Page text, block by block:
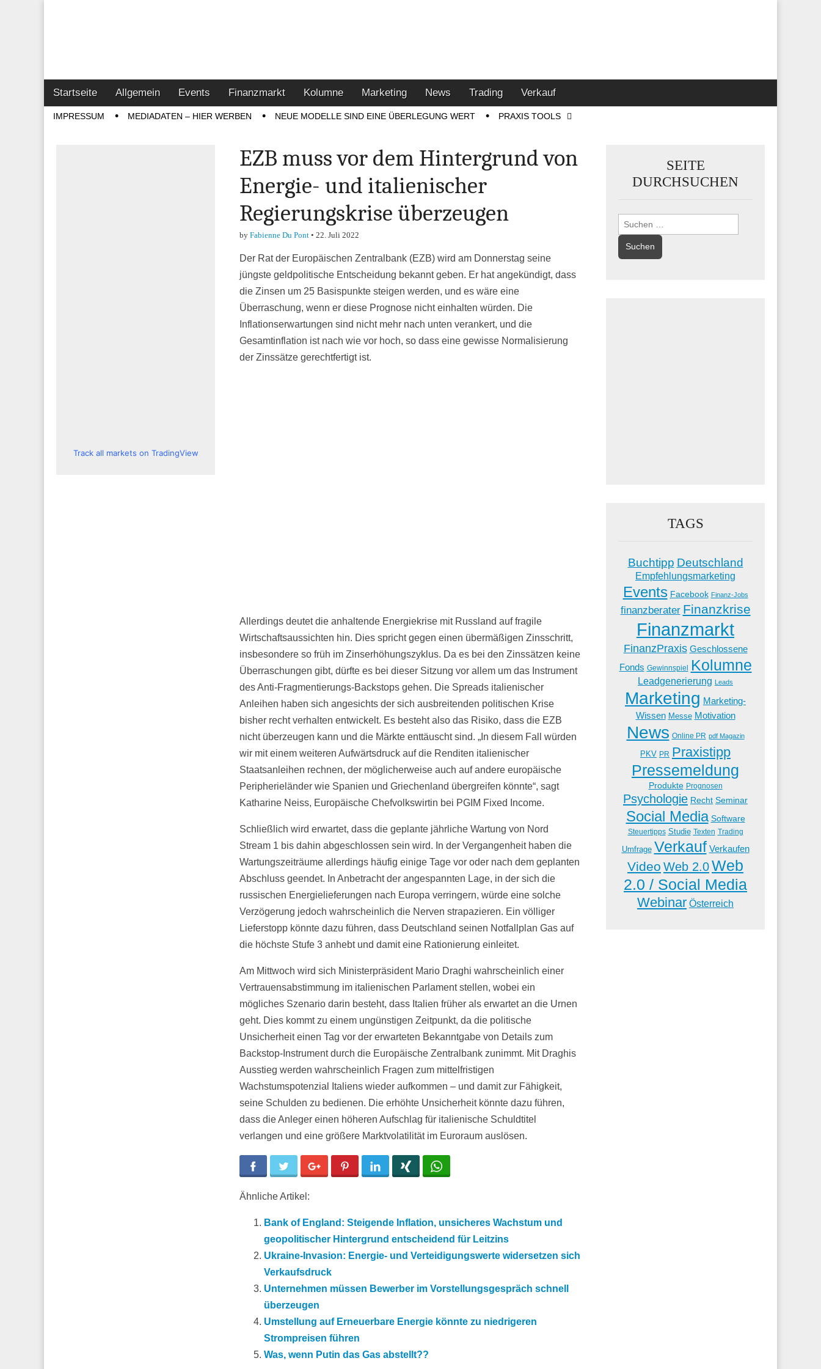
Main
menu
Skip
to
content
Startseite Allgemein Events Finanzmarkt Kolumne Marketing News Trading Verkauf
SubIMPRESSUM MEDIADATEN – HIER WERBEN NEUE MODELLE SIND EINE ÜBERLEGUNG WERT PRAXIS TOOLS
EZB muss vor dem Hintergrund von
Energie- und italienischer
Regierungskrise überzeugen
by Fabienne Du Pont • 22. Juli 2022
Der Rat der Europäischen Zentralbank (EZB) wird am Donnerstag seine
jüngste geldpolitische Entscheidung bekannt geben. Er hat angekündigt, dass
die Zinsen um 25 Basispunkte steigen werden, und es wäre eine
Überraschung, wenn er diese Prognose nicht einhalten würden. Die
Inflationserwartungen sind nicht mehr nach unten verankert, und die
Gesamtinflation ist nach wie vor hoch, so dass eine gewisse Normalisierung
der Zinssätze gerechtfertigt ist.
Allerdings deutet die anhaltende Energiekrise mit Russland auf fragile
Wirtschaftsaussichten hin. Dies spricht gegen einen übermäßigen Zinsschritt,
insbesondere so früh im Zinserhöhungszyklus. Da es bei den Zinssätzen keine
Überraschungen gibt, dürfte es bei dieser Sitzung vor allem um das Instrument
des Anti-Fragmentierungs-Backstops gehen. Die Spreads italienischer
Anleihen haben sich angesichts der sich ausbreitenden politischen Krise
bisher recht verhalten entwickelt. Es besteht also das Risiko, dass die EZB
nicht überzeugen kann und die Märkte enttäuscht sind. „In diesem Fall würden
wir mit einem weiteren Aufwärtsdruck auf die Renditen italienischer
Staatsanleihen rechnen, der möglicherweise auch auf andere europäische
Peripherieländer wie Spanien und Griechenland übergreifen könnte“, sagt
Katharine Neiss, Europäische Chefvolkswirtin bei PGIM Fixed Income.
Schließlich wird erwartet, dass die geplante jährliche Wartung von Nord
Stream 1 bis dahin abgeschlossen sein wird. In der Vergangenheit haben die
Wartungszeiträume allerdings häufig einige Tage vor oder nach dem geplanten
Abschluss geendet. In Anbetracht der angespannten Lage, in der sich die
russischen Energielieferungen nach Europa verringern, würde eine solche
Verzögerung jedoch wahrscheinlich die Nerven strapazieren. Ein völliger
Lieferstopp könnte dazu führen, dass Deutschland seinen Notfallplan Gas auf
die höchste Stufe 3 anhebt und damit eine Rationierung einleitet.
Am Mittwoch wird sich Ministerpräsident Mario Draghi wahrscheinlich einer
Vertrauensabstimmung im italienischen Parlament stellen, wobei ein
mögliches Szenario darin besteht, dass Italien früher als erwartet an die Urnen
geht. Dies kommt zu einem ungünstigen Zeitpunkt, da die politische
Unsicherheit einen Tag vor der erwarteten Bekanntgabe von Details zum
Backstop-Instrument durch die Europäische Zentralbank zunimmt. Mit Draghis
Ausstieg werden wahrscheinlich Fragen zum mittelfristigen
Wachstumspotenzial Italiens wieder aufkommen – und damit zur Fähigkeit,
seine Schulden zu bedienen. Die erhöhte Unsicherheit könnte dazu führen,
dass die Anleger einen höheren Aufschlag für italienische Schuldtitel
verlangen und eine größere Marktvolatilität im Euroraum auslösen.
Facebook Twitter Google+ Pinterest LinkedIn
Ähnliche Artikel:
Bank of England: Steigende Inflation, unsicheres Wachstum und
geopolitischer Hintergrund entscheidend für Leitzins
Ukraine-Invasion: Energie- und Verteidigungswerte widersetzen sich
Verkaufsdruck
Unternehmen müssen Bewerber im Vorstellungsgespräch schnell
überzeugen
Umstellung auf Erneuerbare Energie könnte zu niedrigeren
Strompreisen führen
Was, wenn Putin das Gas abstellt??
Track all markets on TradingView
SEITE
DURCHSUCHEN
Suchen
nach:
TAGS
Buchtipp Deutschland
Empfehlungsmarketing
Events Facebook Finanz-Jobs
finanzberater Finanzkrise
Finanzmarkt
FinanzPraxis Geschlossene
Fonds Gewinnspiel Kolumne
Leadgenerierung Leads
Marketing Marketing-
Wissen Messe Motivation
News Online PR pdf Magazin
PKV PR Praxistipp
Pressemeldung
Produkte Prognosen
Psychologie Recht Seminar
Social Media Software
Steuertipps Studie Texten Trading
Umfrage Verkauf Verkaufen
Video Web 2.0Web
2.0 / Social Media
Webinar Österreich